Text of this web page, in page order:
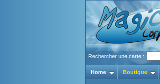
Rechercher une carte :
Home Boutique